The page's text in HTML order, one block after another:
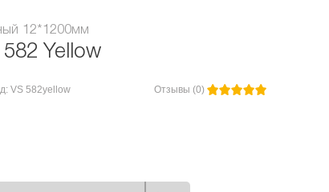
12*1200мм
Yellow
VS 582yellow Отзывы (0)